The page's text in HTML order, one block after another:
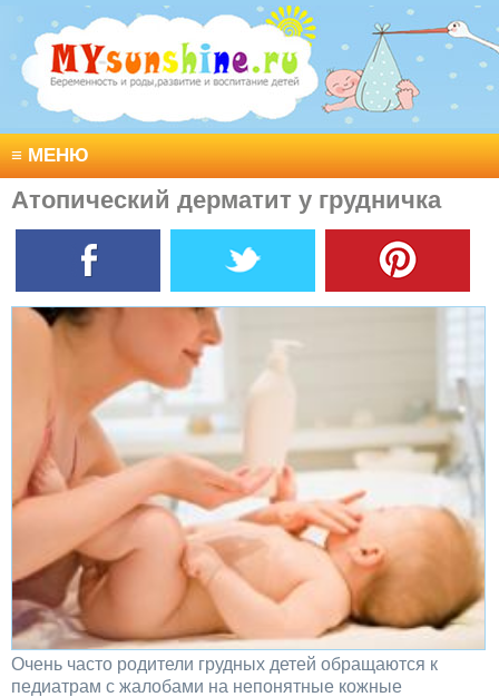
≡МЕНЮ
Атопический дерматит у грудничка
Очень часто родители грудных детей обращаются к
педиатрам с жалобами на непонятные кожные